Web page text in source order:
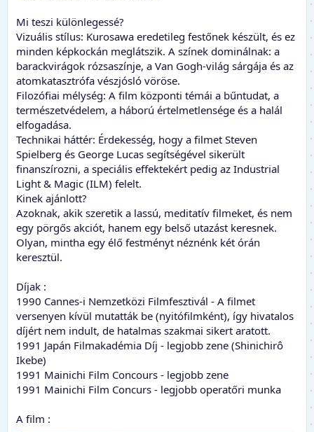
Mi teszi különlegessé?
Vizuális stílus: Kurosawa eredetileg festőnek készült, és ez
minden képkockán meglátszik. A színek dominálnak: a
barackvirágok rózsaszínje, a Van Gogh-világ sárgája és az
atomkatasztrófa vészjósló vöröse.
Filozófiai mélység: A film központi témái a bűntudat, a
természetvédelem, a háború értelmetlensége és a halál
elfogadása.
Technikai háttér: Érdekesség, hogy a filmet Steven
Spielberg és George Lucas segítségével sikerült
finanszírozni, a speciális effektekért pedig az Industrial
Light & Magic (ILM) felelt.
Kinek ajánlott?
Azoknak, akik szeretik a lassú, meditatív filmeket, és nem
egy pörgős akciót, hanem egy belső utazást keresnek.
Olyan, mintha egy élő festményt néznénk két órán
keresztül.
Díjak :
1990 Cannes-i Nemzetközi Filmfesztivál - A filmet
versenyen kívül mutatták be (nyitófilmként), így hivatalos
díjért nem indult, de hatalmas szakmai sikert aratott.
1991 Japán Filmakadémia Díj - legjobb zene (Shinichirô
Ikebe)
1991 Mainichi Film Concours - legjobb zene
1991 Mainichi Film Concurs - legjobb operatőri munka
A film :